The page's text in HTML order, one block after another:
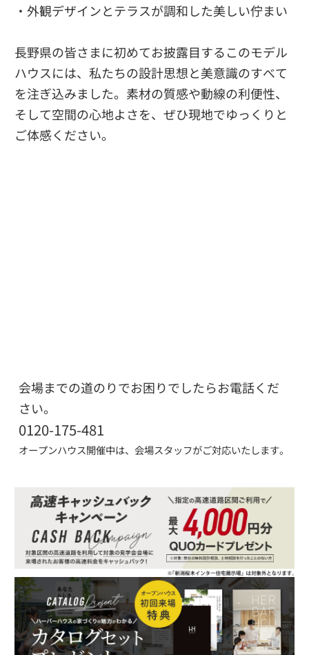
・外観デザインとテラスが調和した美しい佇まい
長野県の皆さまに初めてお披露目するこのモデル
ハウスには、私たちの設計思想と美意識のすべて
を注ぎ込みました。素材の質感や動線の利便性、
そして空間の心地よさを、ぜひ現地でゆっくりと
ご体感ください。
会場までの道のりでお困りでしたらお電話くだ
さい。
0120-175-481
オープンハウス開催中は、会場スタッフがご対応いたします。